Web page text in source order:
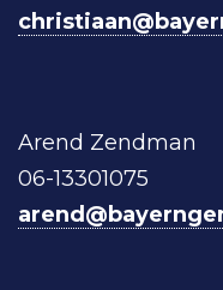
Arend Zendman
06-13301075